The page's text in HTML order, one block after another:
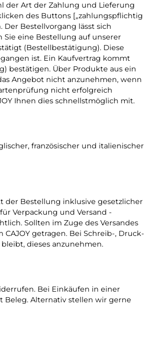
der Art der Zahlung und Lieferung
des Buttons [„zahlungspflichtig
Bestellvorgang lässt sich
Sie eine Bestellung auf unserer
(Bestellbestätigung). Diese
ist. Ein Kaufvertrag kommt
bestätigen. Über Produkte aus ein
Angebot nicht anzunehmen, wenn
nicht erfolgreich
Ihnen dies schnellstmöglich mit.
französischer und italienischer
der Bestellung inklusive gesetzlicher
Verpackung und Versand -
Sollten im Zuge des Versandes
getragen. Bei Schreib-, Druck-
dieses anzunehmen.
Bei Einkäufen in einer
Alternativ stellen wir gerne